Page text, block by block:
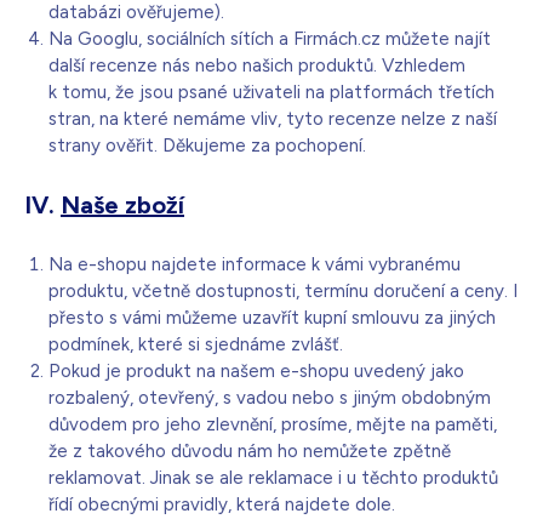
databázi ověřujeme).
Na Googlu, sociálních sítích a Firmách.cz můžete najít
další recenze nás nebo našich produktů. Vzhledem
k tomu, že jsou psané uživateli na platformách třetích
stran, na které nemáme vliv, tyto recenze nelze z naší
strany ověřit. Děkujeme za pochopení.
IV. Naše zboží
Na e-shopu najdete informace k vámi vybranému
produktu, včetně dostupnosti, termínu doručení a ceny. I
přesto s vámi můžeme uzavřít kupní smlouvu za jiných
podmínek, které si sjednáme zvlášť.
Pokud je produkt na našem e-shopu uvedený jako
rozbalený, otevřený, s vadou nebo s jiným obdobným
důvodem pro jeho zlevnění, prosíme, mějte na paměti,
že z takového důvodu nám ho nemůžete zpětně
reklamovat. Jinak se ale reklamace i u těchto produktů
řídí obecnými pravidly, která najdete dole.